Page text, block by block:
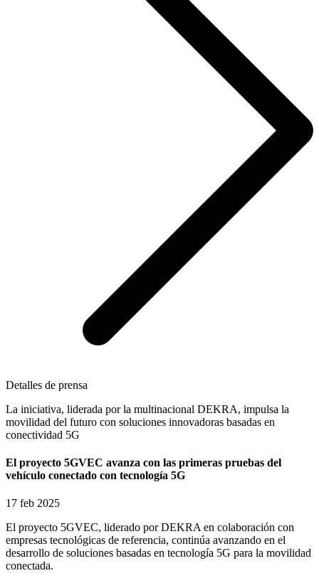
Detalles de prensa
La iniciativa, liderada por la multinacional DEKRA, impulsa la
movilidad del futuro con soluciones innovadoras basadas en
conectividad 5G
El proyecto 5GVEC avanza con las primeras pruebas del
vehículo conectado con tecnología 5G
17 feb 2025
El proyecto 5GVEC, liderado por DEKRA en colaboración con
empresas tecnológicas de referencia, continúa avanzando en el
desarrollo de soluciones basadas en tecnología 5G para la movilidad
conectada.